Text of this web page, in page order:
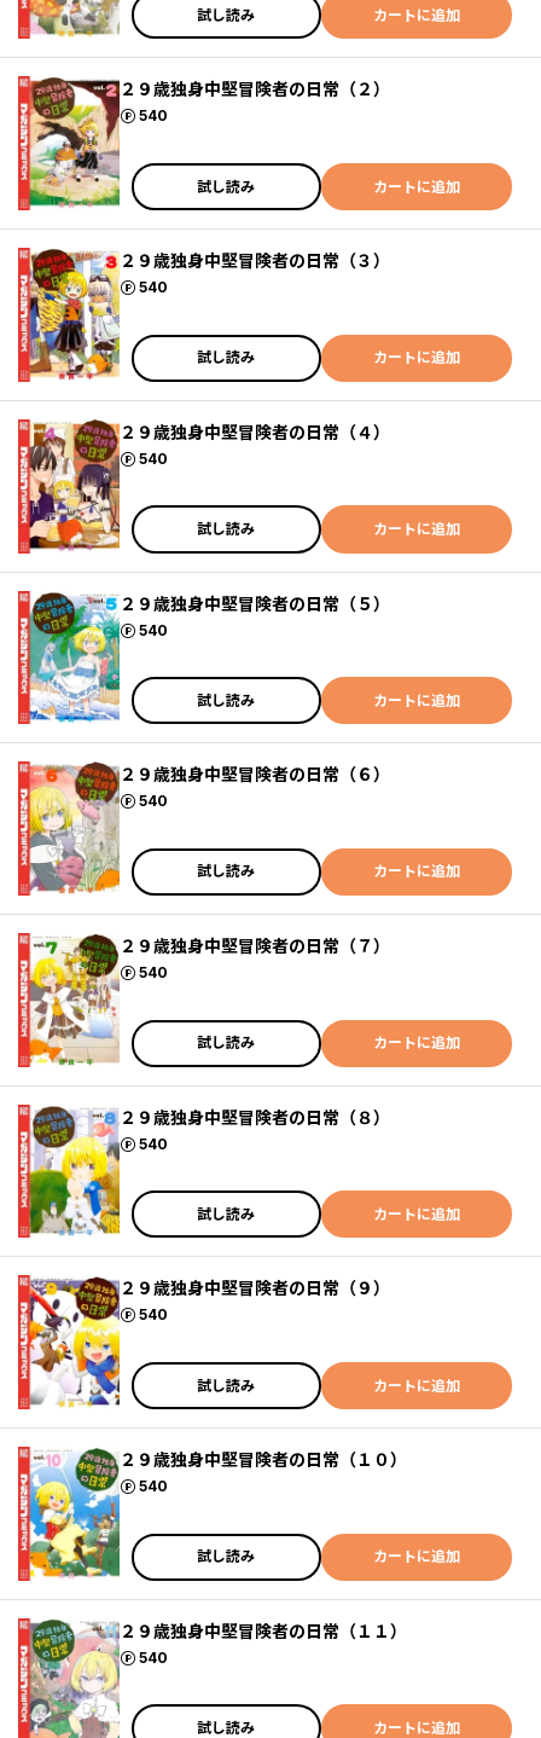
試し読み カートに追加
２９歳独身中堅冒険者の日常（２）
540
ポイント
試し読み カートに追加
２９歳独身中堅冒険者の日常（３）
540
ポイント
試し読み カートに追加
２９歳独身中堅冒険者の日常（４）
540
ポイント
試し読み カートに追加
２９歳独身中堅冒険者の日常（５）
540
ポイント
試し読み カートに追加
２９歳独身中堅冒険者の日常（６）
540
ポイント
試し読み カートに追加
２９歳独身中堅冒険者の日常（７）
540
ポイント
試し読み カートに追加
２９歳独身中堅冒険者の日常（８）
540
ポイント
試し読み カートに追加
２９歳独身中堅冒険者の日常（９）
540
ポイント
試し読み カートに追加
２９歳独身中堅冒険者の日常（１０）
540
ポイント
試し読み カートに追加
２９歳独身中堅冒険者の日常（１１）
540
ポイント
試し読み カートに追加